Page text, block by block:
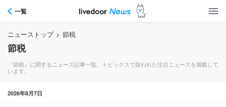
一覧
ニューストップ > 節税
節税
『節税』に関するニュース記事一覧。トピックスで扱われた注目ニュースを掲載して
います。
2026年8月7日